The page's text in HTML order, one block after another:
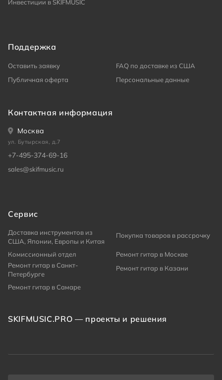
Инвестиции в SKIFMUSIC
Поддержка
Оставить заявку
FAQ по доставке из США
Публичная оферта
Персональные данные
Контактная информация
Москва
ул. Бутырская, д.7
+7-495-374-69-16
sales@skifmusic.ru
Сервис
Доставка инструментов из
США, Японии, Европы и Китая
Покупка товаров в рассрочку
Комиссионный отдел
Ремонт гитар в Москве
Ремонт гитар в Санкт-
Петербурге
Ремонт гитар в Казани
Ремонт гитар в Самаре
SKIFMUSIC.PRO — проекты и решения